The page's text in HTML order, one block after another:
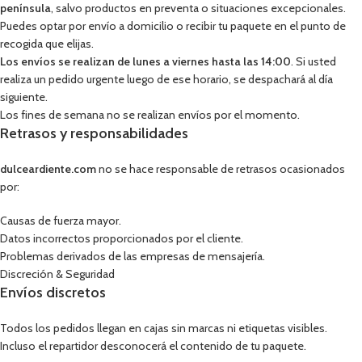
península, salvo productos en preventa o situaciones excepcionales.
Puedes optar por envío a domicilio o recibir tu paquete en el punto de
recogida que elijas.
Los envíos se realizan de lunes a viernes hasta las 14:00. Si usted
realiza un pedido urgente luego de ese horario, se despachará al día
siguiente.
Los fines de semana no se realizan envíos por el momento.
Retrasos y responsabilidades
dulceardiente.comno se hace responsable de retrasos ocasionados
por:
Causas de fuerza mayor.
Datos incorrectos proporcionados por el cliente.
Problemas derivados de las empresas de mensajería.
Discreción & Seguridad
Envíos discretos
Todos los pedidos llegan en cajas sin marcas ni etiquetas visibles.
Incluso el repartidor desconocerá el contenido de tu paquete.